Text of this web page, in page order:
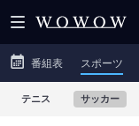
番組表 スポーツ
テニス サッカー